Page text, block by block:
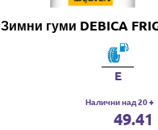
Зимни гуми DEBICA
E
Налични над 20 +